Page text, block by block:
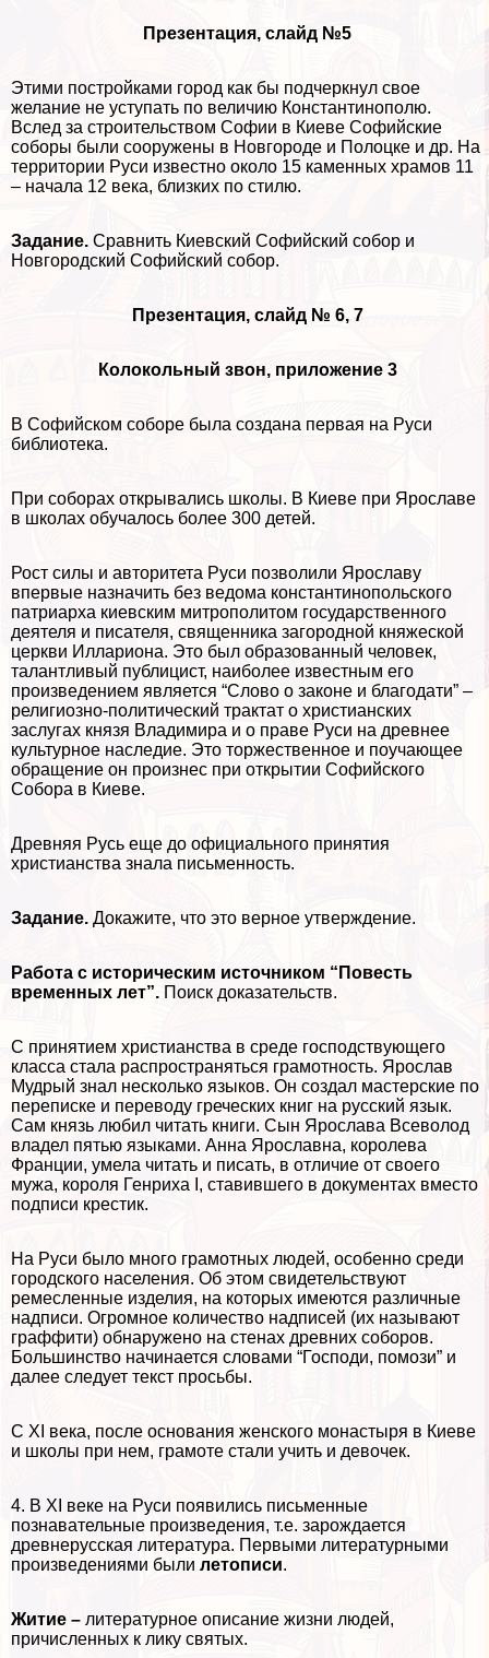
Презентация, слайд №5
Этими постройками город как бы подчеркнул свое
желание не уступать по величию Константинополю.
Вслед за строительством Софии в Киеве Софийские
соборы были сооружены в Новгороде и Полоцке и др. На
территории Руси известно около 15 каменных храмов 11
– начала 12 века, близких по стилю.
Задание. Сравнить Киевский Софийский собор и
Новгородский Софийский собор.
Презентация, слайд № 6, 7
Колокольный звон, приложение 3
В Софийском соборе была создана первая на Руси
библиотека.
При соборах открывались школы. В Киеве при Ярославе
в школах обучалось более 300 детей.
Рост силы и авторитета Руси позволили Ярославу
впервые назначить без ведома константинопольского
патриарха киевским митрополитом государственного
деятеля и писателя, священника загородной княжеской
церкви Иллариона. Это был образованный человек,
талантливый публицист, наиболее известным его
произведением является “Слово о законе и благодати” –
религиозно-политический тpaктат о христианских
заслугах князя Владимира и о праве Руси на древнее
культурное наследие. Это торжественное и поучающее
обращение он произнес при открытии Софийского
Собора в Киеве.
Древняя Русь еще до официального принятия
христианства знала письменность.
Задание. Докажите, что это верное утверждение.
Работа с историческим источником “Повесть
временных лет”. Поиск доказательств.
С принятием христианства в среде господствующего
класса стала распространяться грамотность. Ярослав
Мудрый знал несколько языков. Он создал мастерские по
переписке и переводу греческих книг на русский язык.
Сам князь любил читать книги. Сын Ярослава Всеволод
владел пятью языками. Анна Ярославна, королева
Франции, умела читать и писать, в отличие от своего
мужа, короля Генриха I, ставившего в документах вместо
подписи крестик.
На Руси было много грамотных людей, особенно среди
городского населения. Об этом свидетельствуют
ремесленные изделия, на которых имеются различные
надписи. Огромное количество надписей (их называют
граффити) обнаружено на стенах древних соборов.
Большинство начинается словами “Господи, помози” и
далее следует текст просьбы.
С XI века, после основания женского монастыря в Киеве
и школы при нем, грамоте стали учить и девочек.
4. В XI веке на Руси появились письменные
познавательные произведения, т.е. зарождается
древнерусская литература. Первыми литературными
произведениями были летописи.
Житие – литературное описание жизни людей,
причисленных к лику святых.